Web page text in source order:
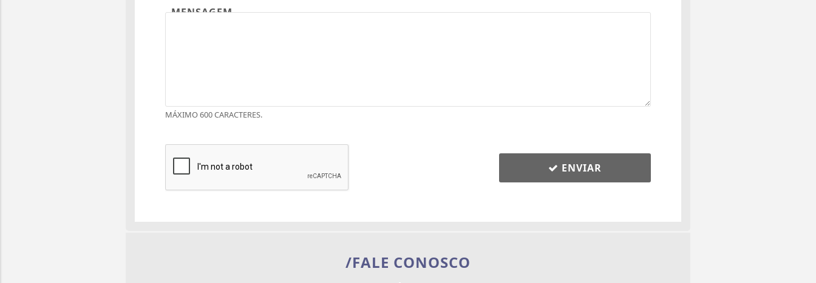
MENSAGEM
MÁXIMO 600 CARACTERES.
ENVIAR
/FALE CONOSCO